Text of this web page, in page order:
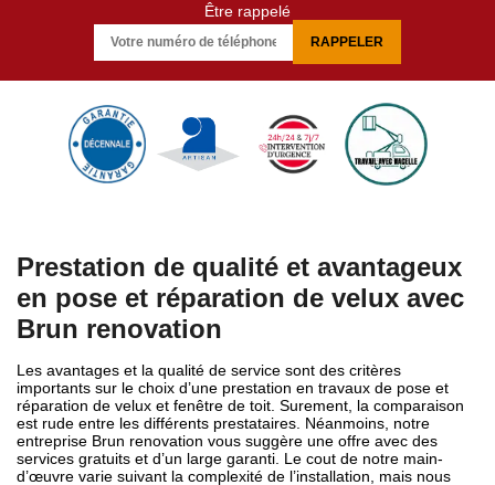
Être rappelé
Prestation de qualité et avantageux
en pose et réparation de velux avec
Brun renovation
Les avantages et la qualité de service sont des critères
importants sur le choix d’une prestation en travaux de pose et
réparation de velux et fenêtre de toit. Surement, la comparaison
est rude entre les différents prestataires. Néanmoins, notre
entreprise Brun renovation vous suggère une offre avec des
services gratuits et d’un large garanti. Le cout de notre main-
d’œuvre varie suivant la complexité de l’installation, mais nous